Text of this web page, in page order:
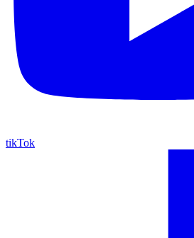
tikTok